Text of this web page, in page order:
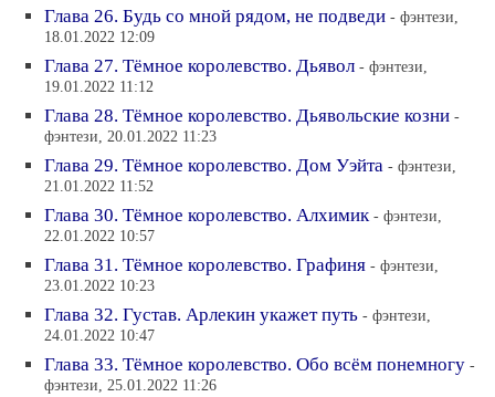
Глава 26. Будь со мной рядом, не подведи - фэнтези,
18.01.2022 12:09
Глава 27. Тёмное королевство. Дьявол - фэнтези,
19.01.2022 11:12
Глава 28. Тёмное королевство. Дьявольские козни -
фэнтези, 20.01.2022 11:23
Глава 29. Тёмное королевство. Дом Уэйта - фэнтези,
21.01.2022 11:52
Глава 30. Тёмное королевство. Алхимик - фэнтези,
22.01.2022 10:57
Глава 31. Тёмное королевство. Графиня - фэнтези,
23.01.2022 10:23
Глава 32. Густав. Арлекин укажет путь - фэнтези,
24.01.2022 10:47
Глава 33. Тёмное королевство. Обо всём понемногу -
фэнтези, 25.01.2022 11:26